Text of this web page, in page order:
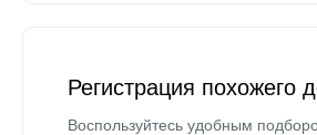
Регистрация похожего
Воспользуйтесь удобным